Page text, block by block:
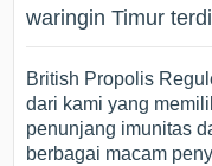
waringin Timur
British Propolis
dari kami yang
penunjang imunitas
berbagai macam